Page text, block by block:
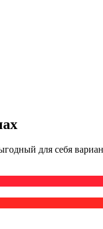
для себя